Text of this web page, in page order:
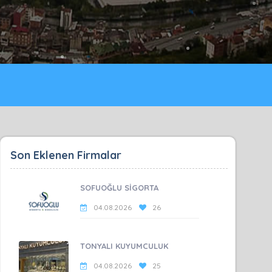
Son Eklenen Firmalar
SOFUOĞLU SİGORTA
04.08.2026 26
TONYALI KUYUMCULUK
04.08.2026 25